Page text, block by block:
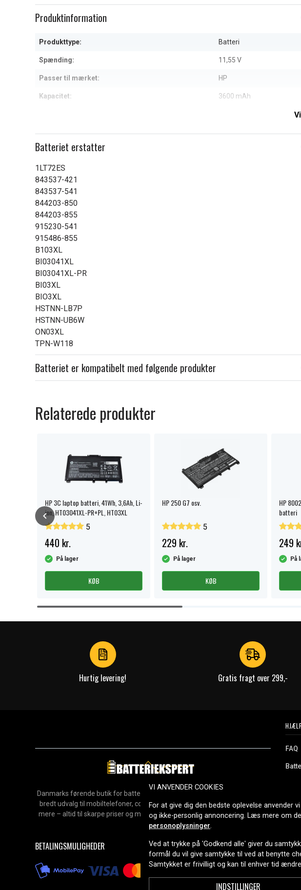
of
Produktinformation
Produkttype: Batteri
Spænding: 11,55 V
Passer til mærket: HP
Kapacitet: 3600 mAh
Batteriet erstatter
1LT72ES
843537-421
843537-541
844203-850
844203-855
915230-541
915486-855
B103XL
BI03041XL
BI03041XL-PR
BI03XL
BIO3XL
HSTNN-LB7P
HSTNN-UB6W
ON03XL
TPN-W118
Batteriet er kompatibelt med følgende produkter
Relaterede produkter
HP 3C laptop batteri, 41Wh, 3,6Ah, Li-
ion, HT03041XL-PR+PL, HT03XL
5
440 kr.
På lager
KØB
HP 250 G7 osv.
5
229 kr.
På lager
KØB
HP
batteri
249
På
Item
Hurtig levering! Gratis fragt over 299,-
Danmarks førende butik for batterier, opladere og reservedele. Vi tilbyder et
bredt udvalg til mobiltelefoner, computere, værktøj, husholdning og meget
mere – altid til skarpe priser og med hurtig levering. Sikker nethandel siden
2006.
FAQ
BETALINGSMULIGHEDER
VI ANVENDER COOKIES
For at give dig den bedste oplevelse anvender
og ikke-personlig annoncering. Læs mere om
personoplysninger.
Ved at trykke på 'Godkend alle' giver du
formål du vil give samtykke til ved at benytte
Samtykket er frivilligt og kan til enhver tid
INDSTILLINGER